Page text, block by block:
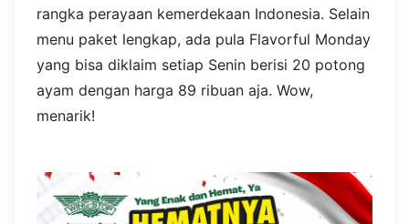
rangka perayaan kemerdekaan Indonesia. Selain
menu paket lengkap, ada pula Flavorful Monday
yang bisa diklaim setiap Senin berisi 20 potong
ayam dengan harga 89 ribuan aja. Wow,
menarik!